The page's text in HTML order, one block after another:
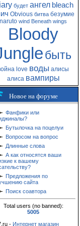
будет ангел bleach
Obvious битва безумие
naruto wind Beneath wings
Bloody
быть
love воды алисы
алиса вампиры
Новое на форуме
Фанфики или
Бутылочка на поцелуи
Вопросом на вопрос
Длинные слова
А как относятся ваши
к вашему
Предложения по
сайта
Поиск соавтора
Total users (no banned):
5005
- Интернет магазин